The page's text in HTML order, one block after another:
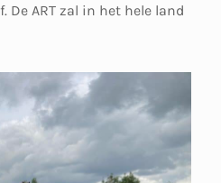
ART zal in het hele land